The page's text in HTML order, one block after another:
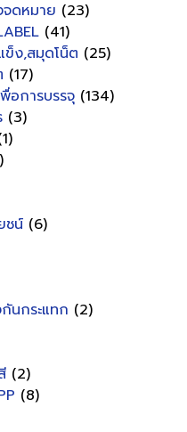
จดหมาย (23)
(41)
ง,สมุดโน็ต (25)
(17)
อการบรรจุ (134)
(3)
ชน์ (6)
นกระแทก (2)
(2)
(8)